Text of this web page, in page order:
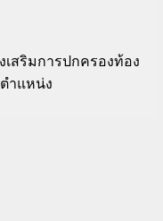
เสริมการปกครองท้อง
ำแหน่ง